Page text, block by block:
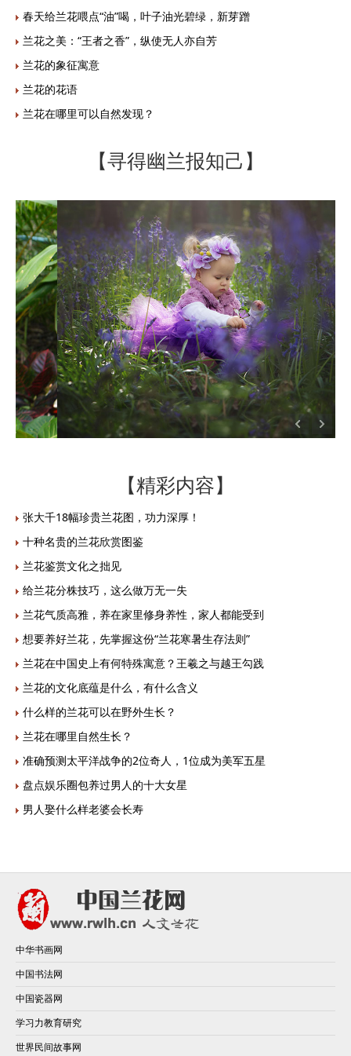
春天给兰花喂点“油”喝，叶子油光碧绿，新芽蹭
兰花之美：“王者之香”，纵使无人亦自芳
兰花的象征寓意
兰花的花语
兰花在哪里可以自然发现？
【寻得幽兰报知己】
【精彩内容】
张大千18幅珍贵兰花图，功力深厚！
十种名贵的兰花欣赏图鉴
兰花鉴赏文化之拙见
给兰花分株技巧，这么做万无一失
兰花气质高雅，养在家里修身养性，家人都能受到
想要养好兰花，先掌握这份“兰花寒暑生存法则”
兰花在中国史上有何特殊寓意？王羲之与越王勾践
兰花的文化底蕴是什么，有什么含义
什么样的兰花可以在野外生长？
兰花在哪里自然生长？
准确预测太平洋战争的2位奇人，1位成为美军五星
盘点娱乐圈包养过男人的十大女星
男人娶什么样老婆会长寿
中华书画网
中国书法网
中国瓷器网
学习力教育研究
世界民间故事网